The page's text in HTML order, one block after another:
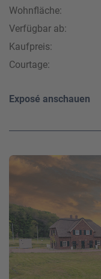
Wohnfläche:
Verfügbar ab:
Kaufpreis:
Courtage:
Exposé anschauen